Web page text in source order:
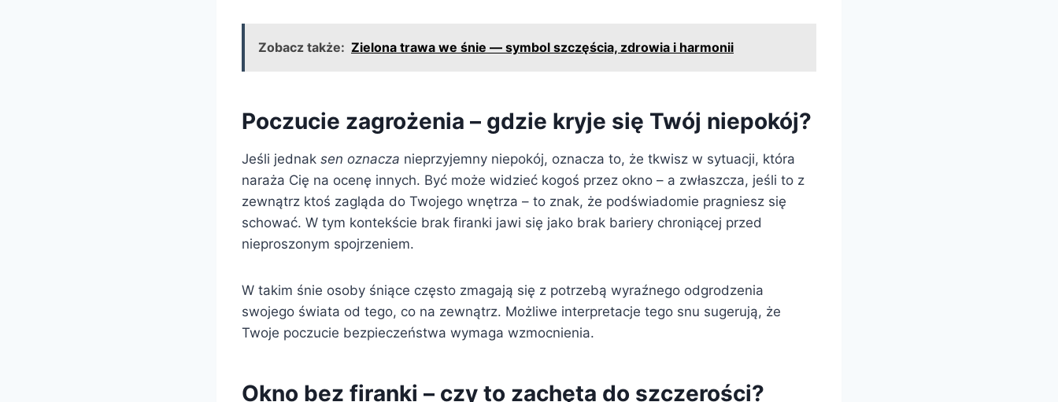
Zobacz także: Zielona trawa we śnie — symbol szczęścia, zdrowia i harmonii
Poczucie zagrożenia – gdzie kryje się Twój niepokój?
Jeśli jednak sen oznacza nieprzyjemny niepokój, oznacza to, że tkwisz w sytuacji, która
naraża Cię na ocenę innych. Być może widzieć kogoś przez okno – a zwłaszcza, jeśli to z
zewnątrz ktoś zagląda do Twojego wnętrza – to znak, że podświadomie pragniesz się
schować. W tym kontekście brak firanki jawi się jako brak bariery chroniącej przed
nieproszonym spojrzeniem.
W takim śnie osoby śniące często zmagają się z potrzebą wyraźnego odgrodzenia
swojego świata od tego, co na zewnątrz. Możliwe interpretacje tego snu sugerują, że
Twoje poczucie bezpieczeństwa wymaga wzmocnienia.
Okno bez firanki – czy to zachęta do szczerości?